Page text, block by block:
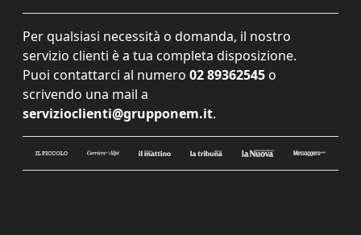
Per qualsiasi necessità o domanda, il nostro
servizio clienti è a tua completa disposizione.
Puoi contattarci al numero 02 89362545 o
scrivendo una mail a
servizioclienti@grupponem.it.